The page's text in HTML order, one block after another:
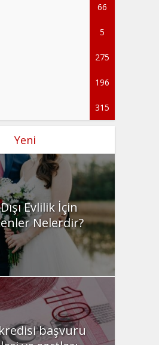
66
5
275
196
315
Yeni
Evlilik İçin
Nelerdir?
başvuru